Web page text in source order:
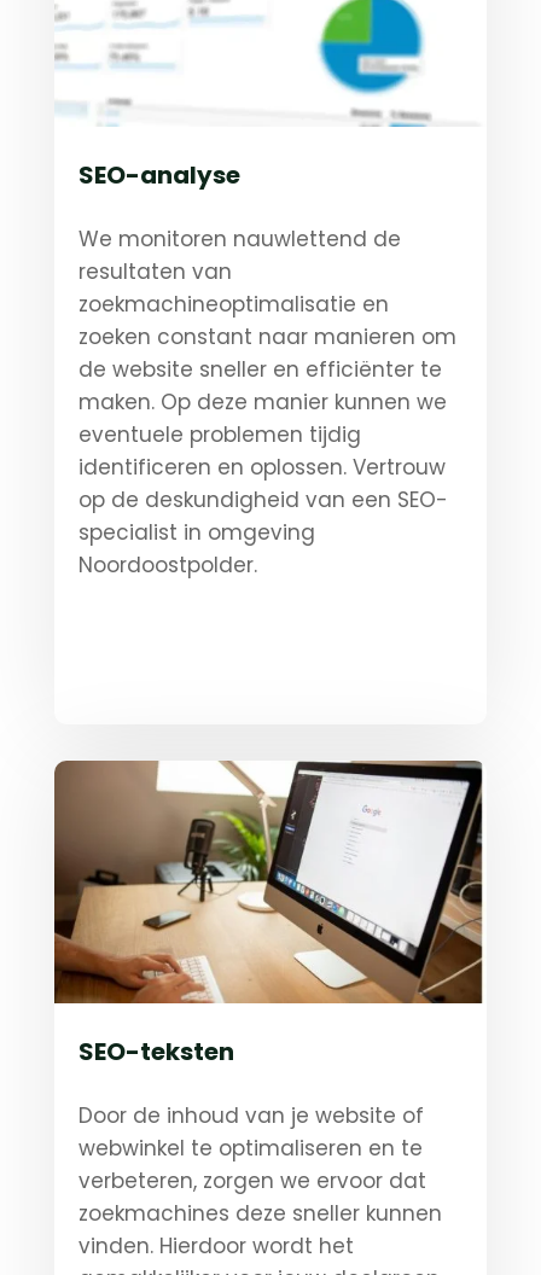
SEO-analyse
We monitoren nauwlettend de
resultaten van
zoekmachineoptimalisatie en
zoeken constant naar manieren om
de website sneller en efficiënter te
maken. Op deze manier kunnen we
eventuele problemen tijdig
identificeren en oplossen. Vertrouw
op de deskundigheid van een SEO-
specialist in omgeving
Noordoostpolder.
SEO-teksten
Door de inhoud van je website of
webwinkel te optimaliseren en te
verbeteren, zorgen we ervoor dat
zoekmachines deze sneller kunnen
vinden. Hierdoor wordt het